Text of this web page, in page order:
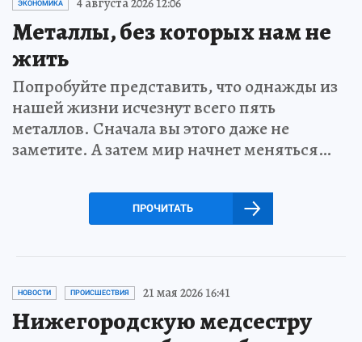
ЭКОНОМИКА
Металлы, без которых нам не
жить
Попробуйте представить, что однажды из
нашей жизни исчезнут всего пять
металлов. Сначала вы этого даже не
заметите. А затем мир начнет меняться…
ПРОЧИТАТЬ
НОВОСТИ ПРОИСШЕСТВИЯ 21 мая 2026 16:41
Нижегородскую медсестру